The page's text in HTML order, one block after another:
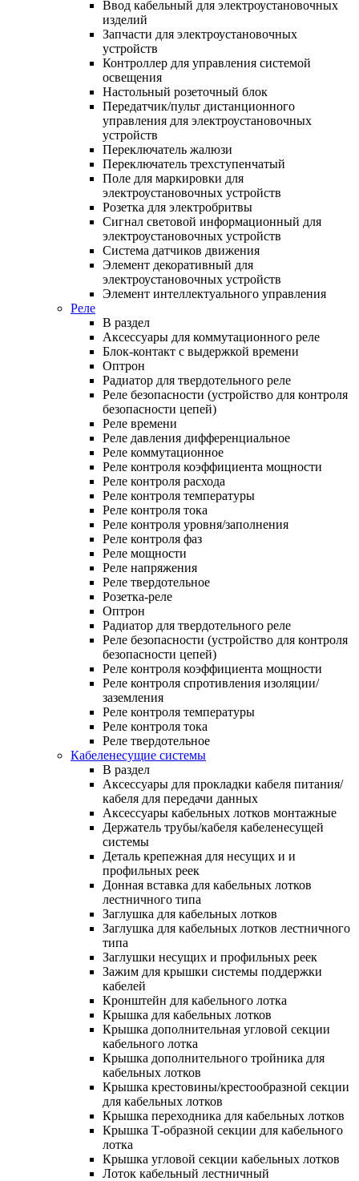
Ввод кабельный для электроустановочных
изделий
Запчасти для электроустановочных
устройств
Контроллер для управления системой
освещения
Настольный розеточный блок
Передатчик/пульт дистанционного
управления для электроустановочных
устройств
Переключатель жалюзи
Переключатель трехступенчатый
Поле для маркировки для
электроустановочных устройств
Розетка для электробритвы
Сигнал световой информационный для
электроустановочных устройств
Система датчиков движения
Элемент декоративный для
электроустановочных устройств
Элемент интеллектуального управления
Реле
В раздел
Аксессуары для коммутационного реле
Блок-контакт с выдержкой времени
Оптрон
Радиатор для твердотельного реле
Реле безопасности (устройство для контроля
безопасности цепей)
Реле времени
Реле давления дифференциальное
Реле коммутационное
Реле контроля коэффициента мощности
Реле контроля расхода
Реле контроля температуры
Реле контроля тока
Реле контроля уровня/заполнения
Реле контроля фаз
Реле мощности
Реле напряжения
Реле твердотельное
Розетка-реле
Оптрон
Радиатор для твердотельного реле
Реле безопасности (устройство для контроля
безопасности цепей)
Реле контроля коэффициента мощности
Реле контроля спротивления изоляции/
заземления
Реле контроля температуры
Реле контроля тока
Реле твердотельное
Кабеленесущие системы
В раздел
Аксессуары для прокладки кабеля питания/
кабеля для передачи данных
Аксессуары кабельных лотков монтажные
Держатель трубы/кабеля кабеленесущей
системы
Деталь крепежная для несущих и и
профильных реек
Донная вставка для кабельных лотков
лестничного типа
Заглушка для кабельных лотков
Заглушка для кабельных лотков лестничного
типа
Заглушки несущих и профильных реек
Зажим для крышки системы поддержки
кабелей
Кронштейн для кабельного лотка
Крышка для кабельных лотков
Крышка дополнительная угловой секции
кабельного лотка
Крышка дополнительного тройника для
кабельных лотков
Крышка крестовины/крестообразной секции
для кабельных лотков
Крышка переходника для кабельных лотков
Крышка Т-образной секции для кабельного
лотка
Крышка угловой секции кабельных лотков
Лоток кабельный лестничный